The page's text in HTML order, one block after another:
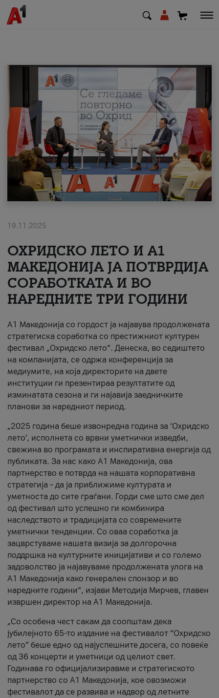
МК SQ
Приватни Деловни
Поддршка
Надополни кредит
#ПодобарОнлајн
19.11.2025
ОХРИДСКО ЛЕТО И A1
МАКЕДОНИЈА ЈА ПОТВРДИЈА
СОРАБОТКАТА И ВО
НАРЕДНИТЕ ТРИ ГОДИНИ
A1 Македонија со гордост ја најавува продолжената
стратегиска соработка со престижниот културен
фестивал „Охридско лето“. Денеска, во седиштето
на компанијата, се одржа конференција за
медиумите, на која директорите на двете
институции ги презентираа резултатите од
изминатата сезона и ги најавија заедничките
планови за наредниот период.
„2025 година беше извонредна година за ‘Охридско
лето’, исполнета со врвни уметнички изведби,
свежина во програмата и инспиративна енергија од
публиката. За нас како A1 Македонија, ова
партнерство е потврда на нашата корпоративна
стратегија – да ја приближиме културата и
уметноста до сите граѓани. Горди сме што сме дел
од фестивал што успешно ги комбинира
наследството и традицијата со современите
уметнички тенденции. Со оваа соработка ја
зацврстуваме нашата визија за долгорочна
поддршка на културните иницијативи и со големо
задоволство ја најавуваме продолжената улога на
A1 Македонија како генерален спонзор и во
наредните години“, изјави Методија Мирчев, главен
извршен директор на A1 Македонија.
„Со особена чест сакам да соопштам дека
јубилејното 65-то издание на фестивалот “Охридско
лето” беше едно од најуспешните досега, со повеќе
од 36 концерти и уметници од целиот свет.
Годинава го официјализиравме и стратегиското
партнерство со А1 Македонија, кое овозможи
фестивалот да се развива и надвор од летните